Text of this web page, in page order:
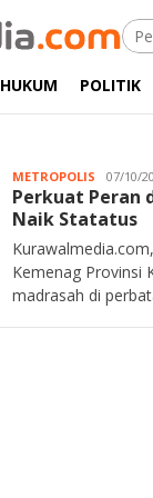
HUKUM POLITIK
METROPOLIS
Rahim
07/10/
Perkuat Peran
Naik Statatus
Kemenag Provinsi
madrasah di